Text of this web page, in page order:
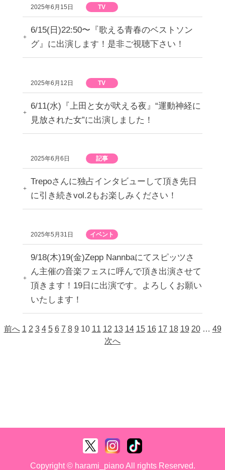
2025年6月15日 TV
6/15(日)22:50〜『歌える青春のベストソン
グ』に出演します！是非ご視聴下さい！
2025年6月12日 TV
6/11(水)『上田と女が吠える夜』“運動神経に
見放された女”に出演しました！
2025年6月6日 記事
Trepoさんに独占インタビューして頂き先日
に引き続きvol.2もお楽しみください！
2025年5月31日 イベント
9/18(木)19(金)Zepp Nannbaにてスピッツさ
ん主催の音楽フェスに呼んで頂き出演させて
頂きます！19日に出演です。よろしくお願い
いたします！
前へ 1 2 3 4 5 6 7 8 9 10 11 12 13 14 15 16 17 18 19 20 … 49
次へ
Copyright © harami_piano All rights Reserved.